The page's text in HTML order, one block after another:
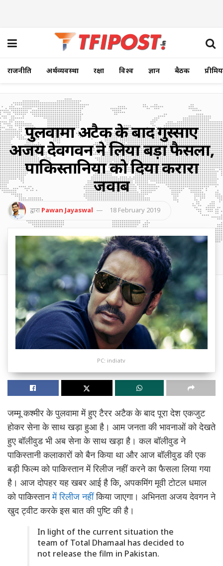
राजनीति अर्थव्यवस्था रक्षा विश्व ज्ञान बैठक
पुलवामा अटैक के बाद गुस्साए
अजय देवगवन ने लिया बड़ा फैसला,
पाकिस्तानियों को दिया करारा
जवाब
द्वारा Pawan Jayaswal 18 February 2019
PC: indiatv
जम्मू कश्मीर के पुलवामा में हुए टैरर अटैक के बाद पूरा देश एकजुट
होकर सेना के साथ खड़ा हुआ है। आम जनता की भावनाओं को देखते
हुए बॉलीवुड भी अब सेना के साथ खड़ा है। कल बॉलीवुड ने
पाकिस्तानी कलाकारों को बैन किया था और आज बॉलीवुड की एक
बड़ी फिल्म को पाकिस्तान में रिलीज नहीं करने का फैसला लिया गया
है। आज दोपहर यह खबर आई है कि, अपकमिंग मूवी टोटल धमाल
को पाकिस्तानमें रिलीज नहींकिया जाएगा। अभिनता अजय देवगन ने
खुद ट्वीट करके इस बात की पुष्टि की है।
In light of the current situation the
team of Total Dhamaal has decided to
not release the film in Pakistan.